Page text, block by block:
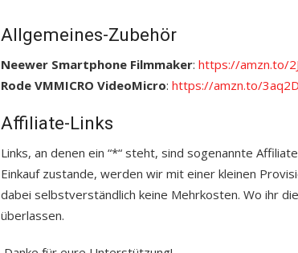
Allgemeines-Zubehör
Neewer Smartphone Filmmaker: https://amzn.to/
Rode VMMICRO VideoMicro: https://amzn.to/
Affiliate-Links
Links, an denen ein “*“ steht, sind sogenannte
Einkauf zustande, werden wir mit einer kleinen
dabei selbstverständlich keine Mehrkosten. Wo ihr
überlassen.